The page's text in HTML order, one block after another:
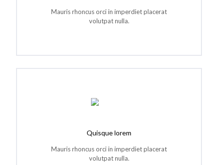
Mauris rhoncus orci in imperdiet placerat
volutpat nulla.
Quisque lorem
Mauris rhoncus orci in imperdiet placerat
volutpat nulla.